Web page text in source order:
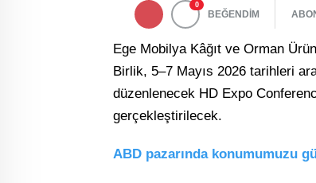
0
BEĞENDİM
Ege Mobilya Kâğıt ve Orman
Birlik, 5–7 Mayıs 2026 tarihleri
düzenlenecek HD Expo
gerçekleştirilecek.
ABD pazarında konumumuzu